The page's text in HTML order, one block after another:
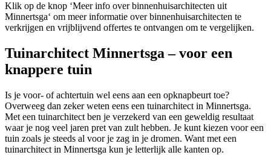
Klik op de knop ‘Meer info over binnenhuisarchitecten uit
Minnertsga‘ om meer informatie over binnenhuisarchitecten te
verkrijgen en vrijblijvend offertes te ontvangen om te vergelijken.
Tuinarchitect Minnertsga – voor een
knappere tuin
Is je voor- of achtertuin wel eens aan een opknapbeurt toe?
Overweeg dan zeker weten eens een tuinarchitect in Minnertsga.
Met een tuinarchitect ben je verzekerd van een geweldig resultaat
waar je nog veel jaren pret van zult hebben. Je kunt kiezen voor een
tuin zoals je steeds al voor je zag in je dromen. Want met een
tuinarchitect in Minnertsga kun je letterlijk alle kanten op.